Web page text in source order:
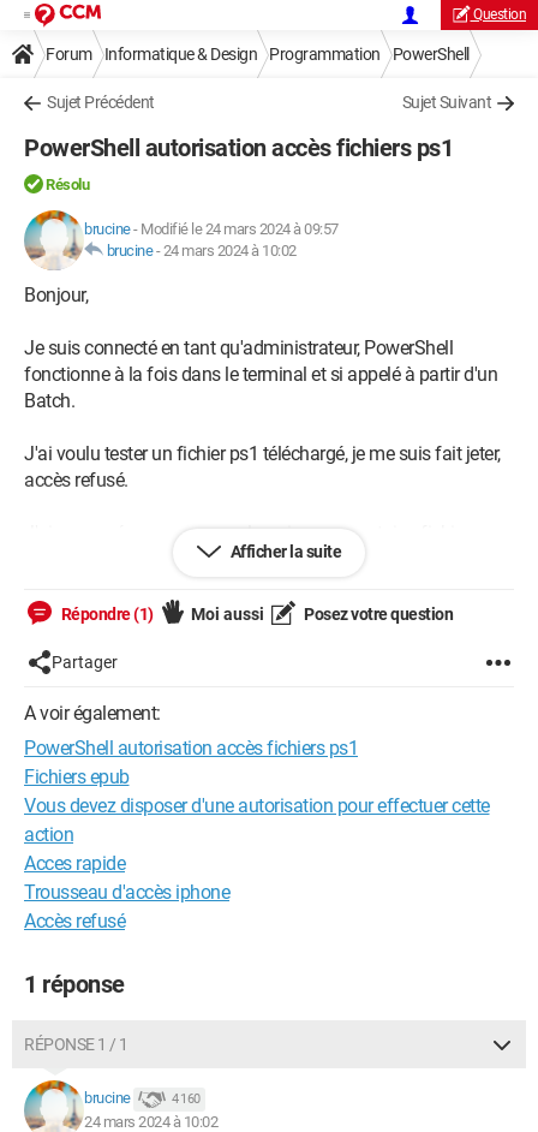
Question
Forum Informatique & Design Programmation PowerShell
Sujet Précédent Sujet Suivant
PowerShell autorisation accès fichiers ps1
Résolu
brucine- Modifié le 24 mars 2024 à 09:57
brucine-24 mars 2024 à 10:02
Bonjour,
Je suis connecté en tant qu'administrateur, PowerShell
fonctionne à la fois dans le terminal et si appelé à partir d'un
Batch.
J'ai voulu tester un fichier ps1 téléchargé, je me suis fait jeter,
accès refusé.
J'ai supposé que, comme cela arrive pour certains fichiers
Office, le fichier en question était considéré comme "étranger":
j'avais en archive, que j'avais réalisé avec Windows 10 où il
punition.
Autre PC, toujours fichier "étranger"? Même chose si je réécris
le script en question de A à Z.
Le PC est Windows 11 Famille, donc a priori pas de stratégie
locale, rien ne change en désactivant le pare-feu.
Vous avez des lumières?
Merci.
Afficher la suite
Répondre (1) Moi aussi Posez votre question
Partager
A voir également:
PowerShell autorisation accès fichiers ps1
Fichiers epub
Vous devez disposer d'une autorisation pour effectuer cette
action
Acces rapide
Trousseau d'accès iphone
Accès refusé
1 réponse
RÉPONSE 1 / 1
brucine 4 160
24 mars 2024 à 10:02